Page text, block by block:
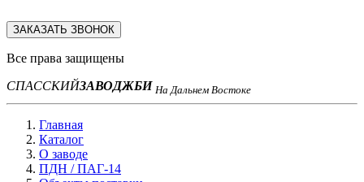
ЗАКАЗАТЬ ЗВОНОК
Все права защищены
СПАССКИЙЗАВОДЖБИ На Дальнем Востоке
Главная
Каталог
О заводе
ПДН / ПАГ-14